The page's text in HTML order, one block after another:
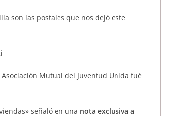
son las postales que nos dejó este
Mutual del Juventud Unida fué
señaló en una nota exclusiva a